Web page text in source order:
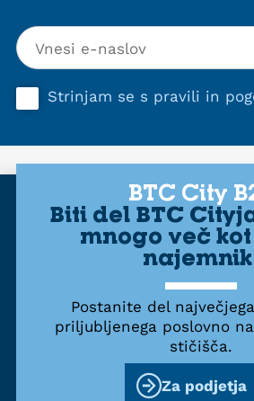
Strinjam se s pravili in
BTC City
Biti del BTC
mnogo več
Postanite del
priljubljenega poslovno
stičišča.
Za podjetja